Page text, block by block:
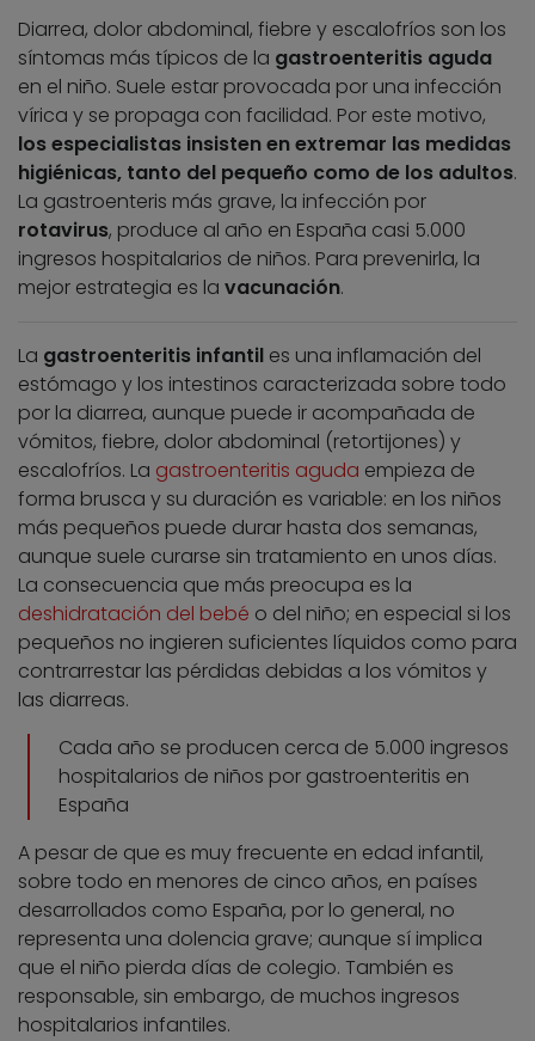
Diarrea, dolor abdominal, fiebre y escalofríos son los
síntomas más típicos de la gastroenteritis aguda
en el niño. Suele estar provocada por una infección
vírica y se propaga con facilidad. Por este motivo,
los especialistas insisten en extremar las medidas
higiénicas, tanto del pequeño como de los adultos.
La gastroenteris más grave, la infección por
rotavirus, produce al año en España casi 5.000
ingresos hospitalarios de niños. Para prevenirla, la
mejor estrategia es la vacunación.
La gastroenteritis infantil es una inflamación del
estómago y los intestinos caracterizada sobre todo
por la diarrea, aunque puede ir acompañada de
vómitos, fiebre, dolor abdominal (retortijones) y
escalofríos. La gastroenteritis aguda empieza de
forma brusca y su duración es variable: en los niños
más pequeños puede durar hasta dos semanas,
aunque suele curarse sin tratamiento en unos días.
La consecuencia que más preocupa es la
deshidratación del bebé o del niño; en especial si los
pequeños no ingieren suficientes líquidos como para
contrarrestar las pérdidas debidas a los vómitos y
las diarreas.
Cada año se producen cerca de 5.000 ingresos
hospitalarios de niños por gastroenteritis en
España
A pesar de que es muy frecuente en edad infantil,
sobre todo en menores de cinco años, en países
desarrollados como España, por lo general, no
representa una dolencia grave; aunque sí implica
que el niño pierda días de colegio. También es
responsable, sin embargo, de muchos ingresos
hospitalarios infantiles.